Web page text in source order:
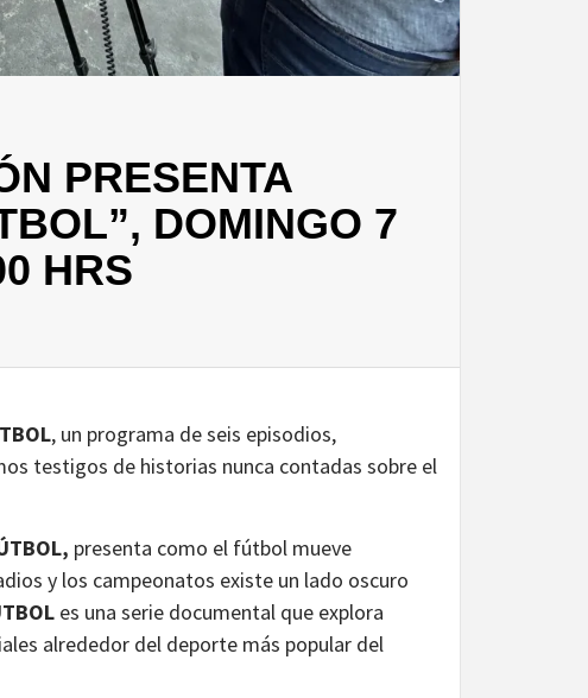
PRESENTA
DOMINGO 7
HRS
, un programa de seis episodios,
testigos de historias nunca contadas sobre el
presenta como el fútbol mueve
y los campeonatos existe un lado oscuro
es una serie documental que explora
alrededor del deporte más popular del